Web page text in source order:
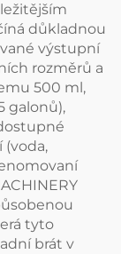
důkladnou
výstupní
rozměrů a
500 ml,
galonů),
(voda,
tyto
brát v